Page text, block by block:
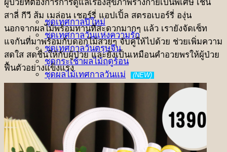
ชุดเทศกาลปีใหม่
ชุดเทศกาลวันแห่งความรัก
ชุดเทศกาลวันตรุษจีน
ชุดกระเช้าผลไม้ฤดูร้อน
ชุดผลไม้เทศกาลวันแม่
(NEW)
ชุดเทศกาลเกษียณอายุ
ชุดเทศกาลองุ่น Ruby
ผู้ป่วยที่ต้องการการดูแลเรื่องสุขภาพร่างกายเป็นพิเศษ เช่น
สาลี่ กีวี ส้ม เมล่อน เชอร์รี่ แอปเปิ้ล สตรอเบอร์รี่ องุ่น
นอกจากผลไม้พร้อมทานที่สะดวกมากๆ แล้ว เรายังจัดเซ็ท
แจกันที่มาพร้อมกับดอกไม้สวยๆ จับคู่ให้ไปด้วย ช่วยเพิ่มความ
สดใส สดชื่นให้กับผู้ป่วย และยังเป็นเหมือนคำอวยพรให้ผู้ป่วย
ฟื้นตัวอย่างแข็งแรง